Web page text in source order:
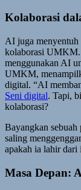
Kolaborasi
AI juga menyentuh
kolaborasi UMKM.
menggunakan AI
UMKM,
digital. “AI
Seni digital. Tapi,
kolaborasi?
Bayangkan
saling
apakah ia lahir dari
Masa Depan: